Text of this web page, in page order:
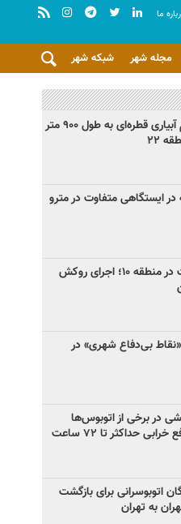
ما
شبکه شهر مجله شهر
بهره‌برداری از سیستم آبیاری قطره‌ای به طول ۹۰۰ متر
۲۲
در ایستگاهی متفاوت در مترو
تداوم نهضت آسفالت در منطقه ۱۰؛ اجرای روکش
بی‌دفاع شهری» در
در برخی از اتوبوس‌ها
حداکثر تا ۷۲ ساعت
اتوبوسرانی برای بازگشت
به تهران